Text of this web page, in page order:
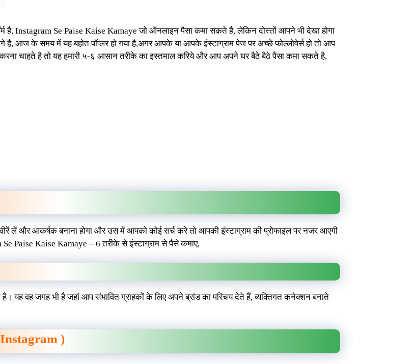
है, Instagram Se Paise Kaise Kamaye जो ऑनलाइन पैसा कमा सकते है, लेकिन दोस्तों आपने भी देखा होगा
है, आज के समय में यह बहोत पॉप्लर हो गया है,अगर आपके या आपके इंस्टाग्राम पेज पर अच्छे फोल्लोवेर्स हो तो आप
चाहते है तो यह हमारी ५-६ आसान तरीके का इस्तमाल करिये और आप अपने घर बैठे बैठे पैसा कमा सकते है,
लें और आकर्षक बनाना होगा और उस में आपको कोई सर्च करे तो आपकी इंस्टाग्राम की प्रोफाइल पर नजर आएगी
Se Paise Kaise Kamaye – 6 तरीके से इंस्टाग्राम से पैसे कमाए,
है। यह वह जगह भी है जहां आप संभावित ग्राहकों के लिए अपने ब्रांड का परिचय देते हैं, व्यक्तिगत कनेक्शन बनाते
)